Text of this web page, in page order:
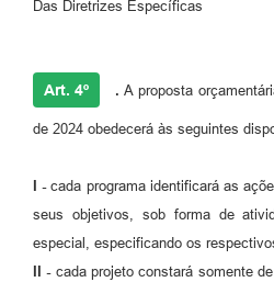
Das Diretrizes Específicas
Art. 4º . A proposta
de 2024 obedecerá às seguintes
I -cada programa identificará as
seus objetivos, sob forma de
especial, especificando os
II -cada projeto constará somente